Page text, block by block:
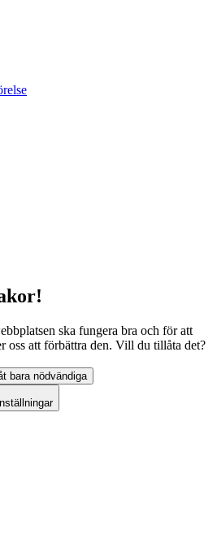
ska fungera bra och för att
oss att förbättra den. Vill du tillåta det?
bara nödvändiga